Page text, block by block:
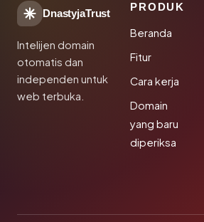
DnastyjaTrust
Intelijen domain
otomatis dan
independen untuk
web terbuka.
PRODUK
Beranda
Fitur
Cara kerja
Domain
yang baru
diperiksa